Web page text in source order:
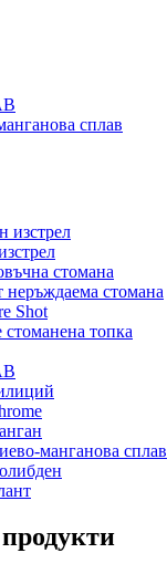
сплав
изстрел
стомана
неръждаема стомана
Shot
стоманена топка
манганова сплав